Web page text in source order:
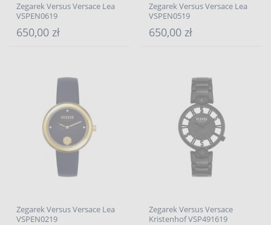
Zegarek Versus Versace Lea
VSPEN0619
650,00 zł
Zegarek Versus Versace Lea
VSPEN0519
650,00 zł
Zegarek Versus Versace Lea
VSPEN0219
Zegarek Versus Versace
Kristenhof VSP491619